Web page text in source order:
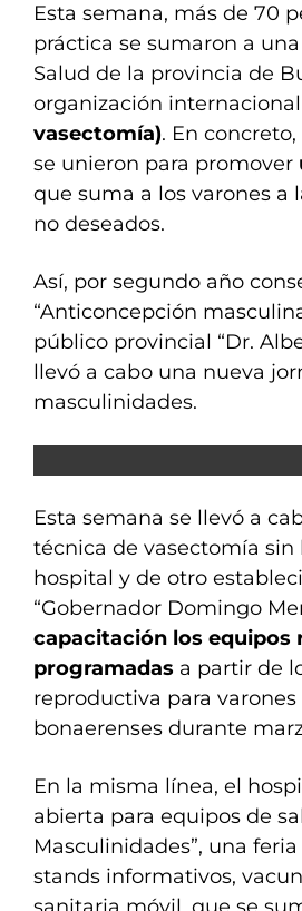
Esta semana, más de 70
práctica se sumaron a
Salud de la provincia de
organización internacional
vasectomía). En
se unieron para promover
que suma a los varones a
no deseados.
Así, por segundo año
“Anticoncepción
público provincial “Dr.
llevó a cabo una nueva
masculinidades.
Esta semana se llevó a
técnica de vasectomía
hospital y de otro
“Gobernador Domingo
capacitación los equipos
programadas a partir de
reproductiva para
bonaerenses durante
En la misma línea, el
abierta para equipos de
Masculinidades”, una
stands informativos,